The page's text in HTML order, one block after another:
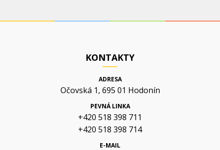
KONTAKTY
ADRESA
Očovská 1, 695 01 Hodonín
PEVNÁ LINKA
+420 518 398 711
+420 518 398 714
E-MAIL